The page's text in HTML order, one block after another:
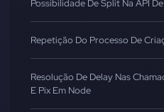
Possibilidade De Split Na API
Repetição Do Processo De
Resolução De Delay Nas
E Pix Em Node